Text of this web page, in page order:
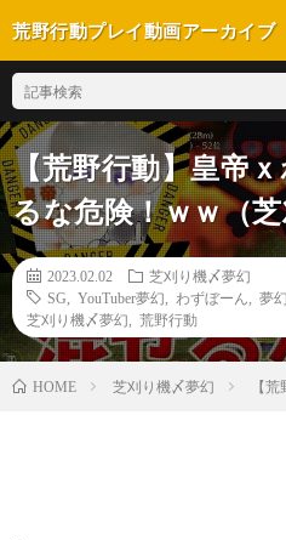
荒野行動プレイ動画アーカイブ
【荒野行動】皇帝
るな危険！ｗｗ（芝
2023.02.02
芝刈り機〆夢幻
SG
YouTuber夢幻 わずぼーん 夢幻
芝刈り機〆夢幻
荒野行動
HOME 芝刈り機〆夢幻 【